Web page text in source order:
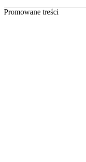
Promowane treści